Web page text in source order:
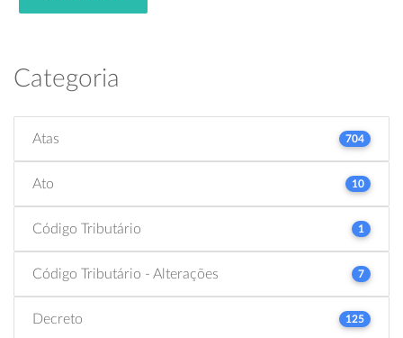
Categoria
Atas 704
Ato 10
Código Tributário 1
Código Tributário - Alterações 7
Decreto 125